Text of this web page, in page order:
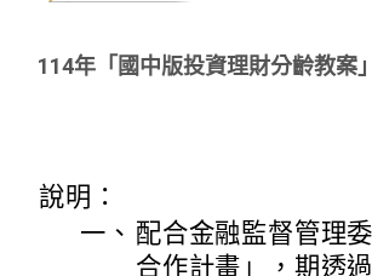
114年「國中版投資理財分齡教案
說明：
一、 配合金融監督管理
合作計畫」，期透